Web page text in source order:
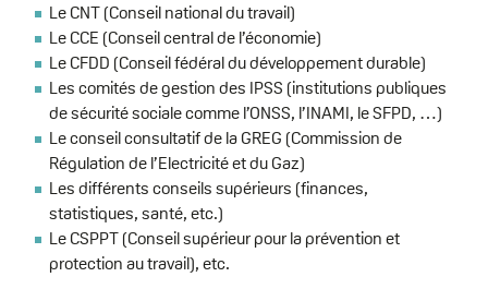
Le CNT (Conseil national du travail)
Le CCE (Conseil central de l’économie)
Le CFDD (Conseil fédéral du développement durable)
Les comités de gestion des IPSS (institutions publiques
de sécurité sociale comme l’ONSS, l’INAMI, le SFPD, …)
Le conseil consultatif de la GREG (Commission de
Régulation de l’Electricité et du Gaz)
Les différents conseils supérieurs (finances,
statistiques, santé, etc.)
Le CSPPT (Conseil supérieur pour la prévention et
protection au travail), etc.